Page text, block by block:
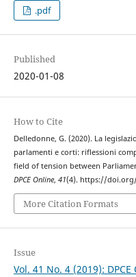
.pdf
Published
2020-01-08
How to Cite
Delledonne, G. (2020). La
parlamenti e corti: riflessioni
field of tension between
DPCE Online, 41(4). https://doi.org/
More Citation Formats
Issue
Vol. 41 No. 4 (2019):